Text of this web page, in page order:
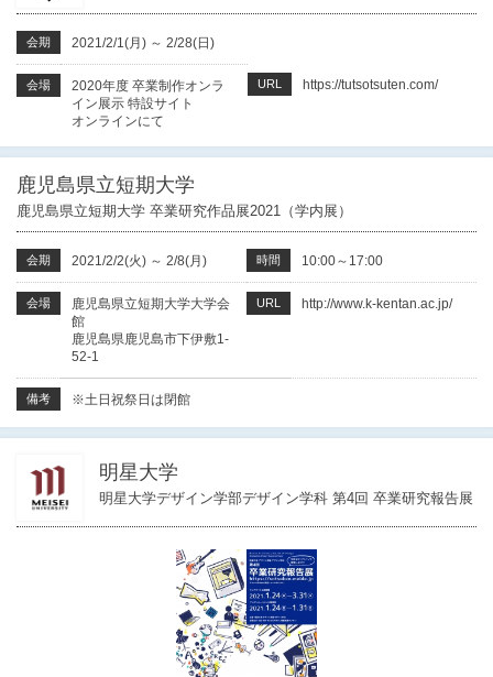
会期 2021/2/1(月) ～ 2/28(日)
会場
2020年度 卒業制作オンラ
イン展示 特設サイト
オンラインにて
URL https://tutsotsuten.com/
鹿児島県立短期大学
鹿児島県立短期大学 卒業研究作品展2021（学内展）
会期 2021/2/2(火) ～ 2/8(月) 時間 10:00～17:00
会場
鹿児島県立短期大学大学会
館
鹿児島県鹿児島市下伊敷1-
52-1
URL http://www.k-kentan.ac.jp/
備考 ※土日祝祭日は閉館
明星大学
明星大学デザイン学部デザイン学科 第4回 卒業研究報告展